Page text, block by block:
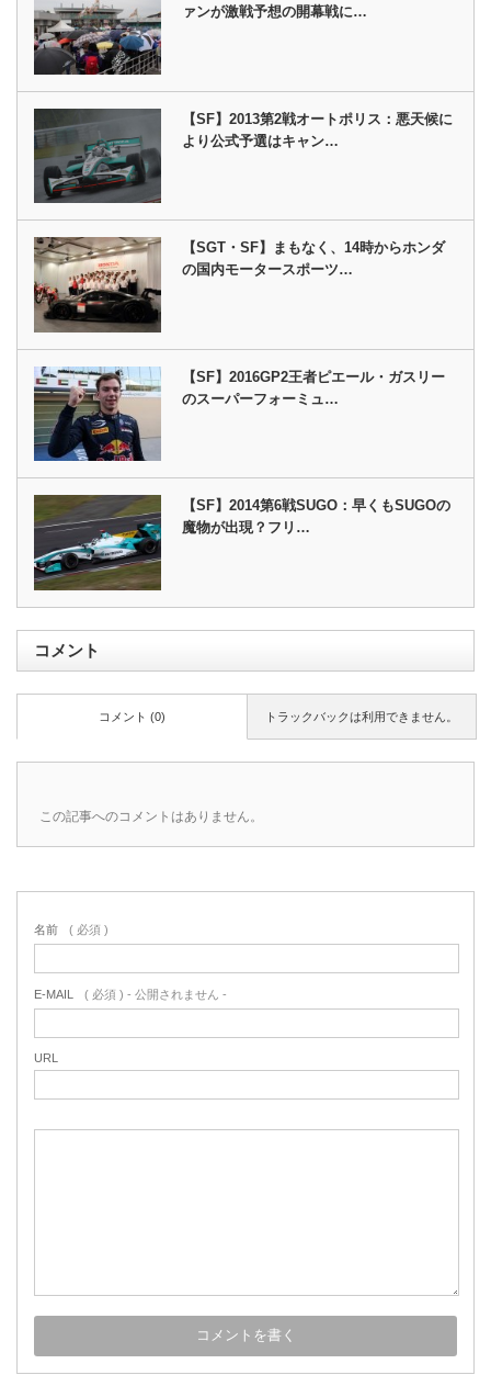
ァンが激戦予想の開幕戦に…
【SF】2013第2戦オートポリス：悪天候に
より公式予選はキャン…
【SGT・SF】まもなく、14時からホンダ
の国内モータースポーツ…
【SF】2016GP2王者ピエール・ガスリー
のスーパーフォーミュ…
【SF】2014第6戦SUGO：早くもSUGOの
魔物が出現？フリ…
コメント
トラックバックは利用できません。
コメント (0)
この記事へのコメントはありません。
名前 ( 必須 )
E-MAIL ( 必須 ) - 公開されません -
URL